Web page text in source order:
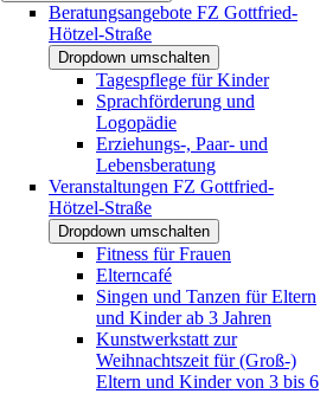
Beratungsangebote FZ Gottfried-
Hötzel-Straße
Dropdown umschalten
Tagespflege für Kinder
Sprachförderung und
Logopädie
Erziehungs-, Paar- und
Lebensberatung
Veranstaltungen FZ Gottfried-
Hötzel-Straße
Dropdown umschalten
Fitness für Frauen
Elterncafé
Singen und Tanzen für Eltern
und Kinder ab 3 Jahren
Kunstwerkstatt zur
Weihnachtszeit für (Groß-)
Eltern und Kinder von 3 bis 6